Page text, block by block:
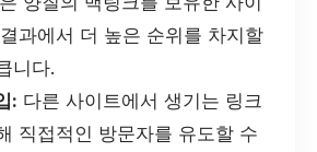
과에서 더 높은 순위를 차지할
니다.
: 다른 사이트에서 생기는 링크
직접적인 방문자를 유도할 수